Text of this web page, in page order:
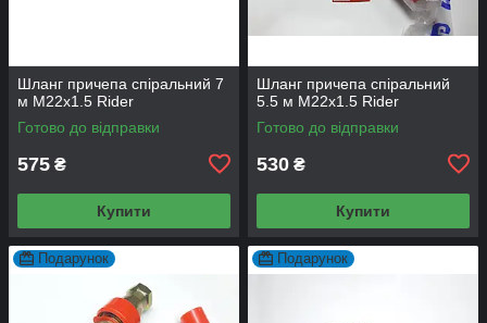
Шланг причепа спіральний 7
м М22x1.5 Rider
Готово до відправки
575 ₴
Купити
Шланг причепа спіральний
5.5 м М22x1.5 Rider
Готово до відправки
530 ₴
Купити
Подарунок Подарунок